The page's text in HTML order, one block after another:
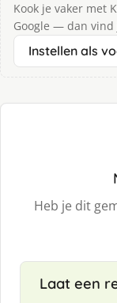
Kook je vaker met
Google — dan
Instellen als
Heb je dit
Laat een